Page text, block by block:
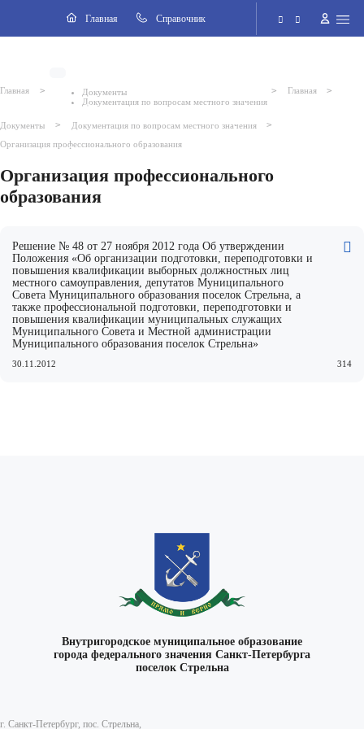
Главная Cправочник
Версия для слабовидящих
Поиск по сайту
федерального значения Санкт-Петербурга поселок Стрельна
Главная >
Документы
Документация по вопросам местного значения
> Главная >
Документы > Документация по вопросам местного значения >
Организация профессионального образования
Организация профессионального
образования
Решение № 48 от 27 ноября 2012 года Об утверждении
Положения «Об организации подготовки, переподготовки и
повышения квалификации выборных должностных лиц
местного самоуправления, депутатов Муниципального
Совета Муниципального образования поселок Стрельна, а
также профессиональной подготовки, переподготовки и
повышения квалификации муниципальных служащих
Муниципального Совета и Местной администрации
Муниципального образования поселок Стрельна»
30.11.2012 314
Внутригородское муниципальное образование
города федерального значения Санкт-Петербурга
поселок Стрельна
г. Санкт-Петербург, пос. Стрельна,